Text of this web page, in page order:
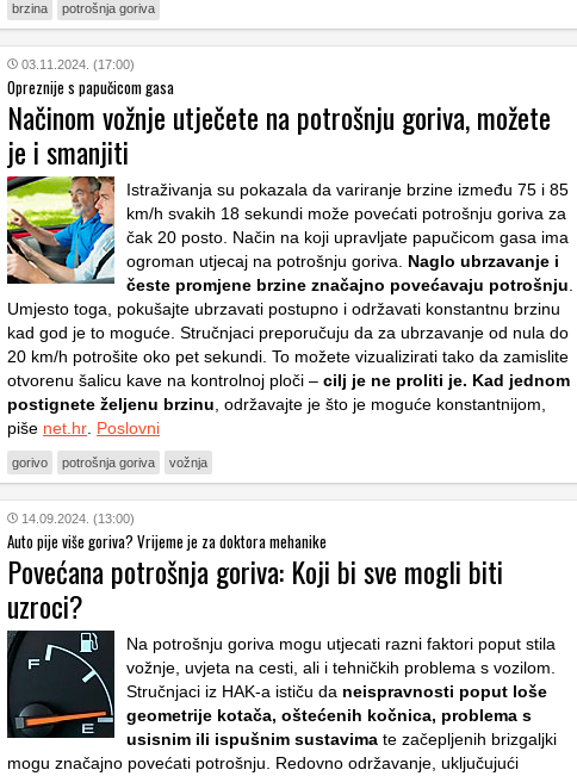
brzina potrošnja goriva
03.11.2024. (17:00)
Opreznije s papučicom gasa
Načinom vožnje utječete na potrošnju goriva, možete
je i smanjiti
Istraživanja su pokazala da variranje brzine između 75 i 85
km/h svakih 18 sekundi može povećati potrošnju goriva za
čak 20 posto. Način na koji upravljate papučicom gasa ima
ogroman utjecaj na potrošnju goriva. Naglo ubrzavanje i
česte promjene brzine značajno povećavaju potrošnju
Umjesto toga, pokušajte ubrzavati postupno i održavati konstantnu brzinu
kad god je to moguće. Stručnjaci preporučuju da za ubrzavanje od nula do
20 km/h potrošite oko pet sekundi. To možete vizualizirati tako da zamislite
otvorenu šalicu kave na kontrolnoj ploči – cilj je ne proliti je. Kad jednom
postignete željenu brzinu , održavajte je što je moguće konstantnijom,
piše net.hr Poslovni
gorivo potrošnja goriva vožnja
14.09.2024. (13:00)
Auto pije više goriva? Vrijeme je za doktora mehanike
Povećana potrošnja goriva: Koji bi sve mogli biti
uzroci?
Na potrošnju goriva mogu utjecati razni faktori poput stila
vožnje, uvjeta na cesti, ali i tehničkih problema s vozilom.
Stručnjaci iz HAK-a ističu da neispravnosti poput loše
geometrije kotača, oštećenih kočnica, problema s
usisnim ili ispušnim sustavima te začepljenih brizgaljki
mogu značajno povećati potrošnju. Redovno održavanje, uključujući